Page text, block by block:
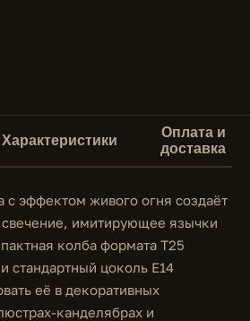
Характеристики
Оплата и
доставка
с эффектом живого огня создаёт
имитирующее язычки
колба формата T25
стандартный цоколь E14
её в декоративных
канделябрах и